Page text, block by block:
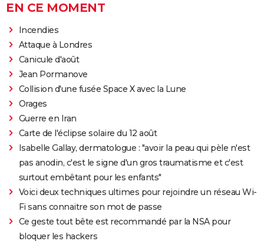
EN CE MOMENT
Incendies
Attaque à Londres
Canicule d'août
Jean Pormanove
Collision d'une fusée Space X avec la Lune
Orages
Guerre en Iran
Carte de l'éclipse solaire du 12 août
Isabelle Gallay, dermatologue : "avoir la peau qui pèle n'est
pas anodin, c'est le signe d'un gros traumatisme et c'est
surtout embêtant pour les enfants"
Voici deux techniques ultimes pour rejoindre un réseau Wi-
Fi sans connaitre son mot de passe
Ce geste tout bête est recommandé par la NSA pour
bloquer les hackers